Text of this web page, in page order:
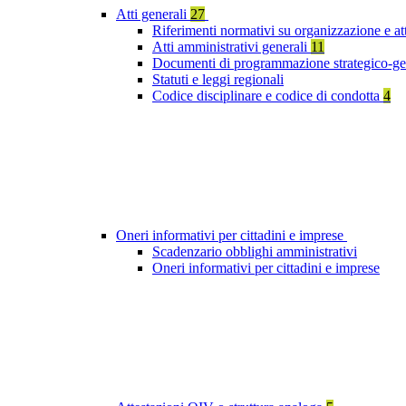
Atti generali 27
Riferimenti normativi su organizzazione e
Atti amministrativi generali 11
Documenti di programmazione strategico-
Statuti e leggi regionali
Codice disciplinare e codice di condotta 4
Oneri informativi per cittadini e imprese
Scadenzario obblighi amministrativi
Oneri informativi per cittadini e imprese